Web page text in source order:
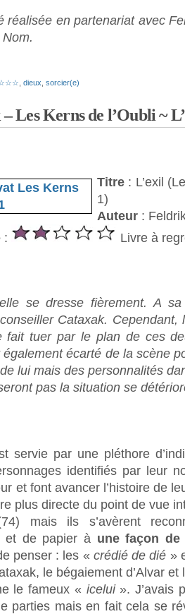
réalisée en partenariat avec
dieux sorcier(e)
Les Kerns de l’Oubli ~
Titre : L’exil
1)
Auteur :
:
Livre à
se dresse fièrement. A
Cataxak. Cependant,
fait tuer par le plan de ces
écarté de la scène
lui mais des personnalités
pas la situation se
servie par une pléthore
identifiés par leur
et font avancer l’histoire de
plus directe du point de vue
mais ils s’avèrent
et de papier à une façon de
penser : les « crédié de dié »
le bégaiement d’Alvar
le fameux « icelui». J’avais
parties mais en fait cela se